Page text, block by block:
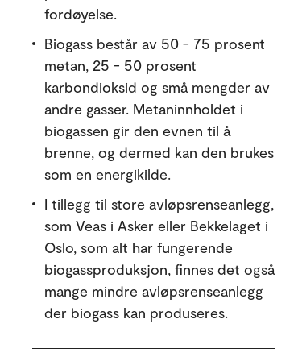
fordøyelse.
Biogass består av 50 - 75 prosent
metan, 25 - 50 prosent
karbondioksid og små mengder av
andre gasser. Metaninnholdet i
biogassen gir den evnen til å
brenne, og dermed kan den brukes
som en energikilde.
I tillegg til store avløpsrenseanlegg,
som Veas i Asker eller Bekkelaget i
Oslo, som alt har fungerende
biogassproduksjon, finnes det også
mange mindre avløpsrenseanlegg
der biogass kan produseres.